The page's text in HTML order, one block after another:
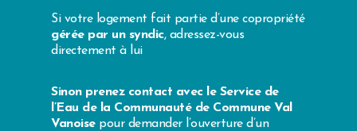
Si votre logement fait partie d’une copropriété
gérée par un syndic, adressez-vous
directement à lui
Sinon prenez contact avec le Service de
l’Eau de la Communauté de Commune Val
Vanoisepour demander l’ouverture d’un